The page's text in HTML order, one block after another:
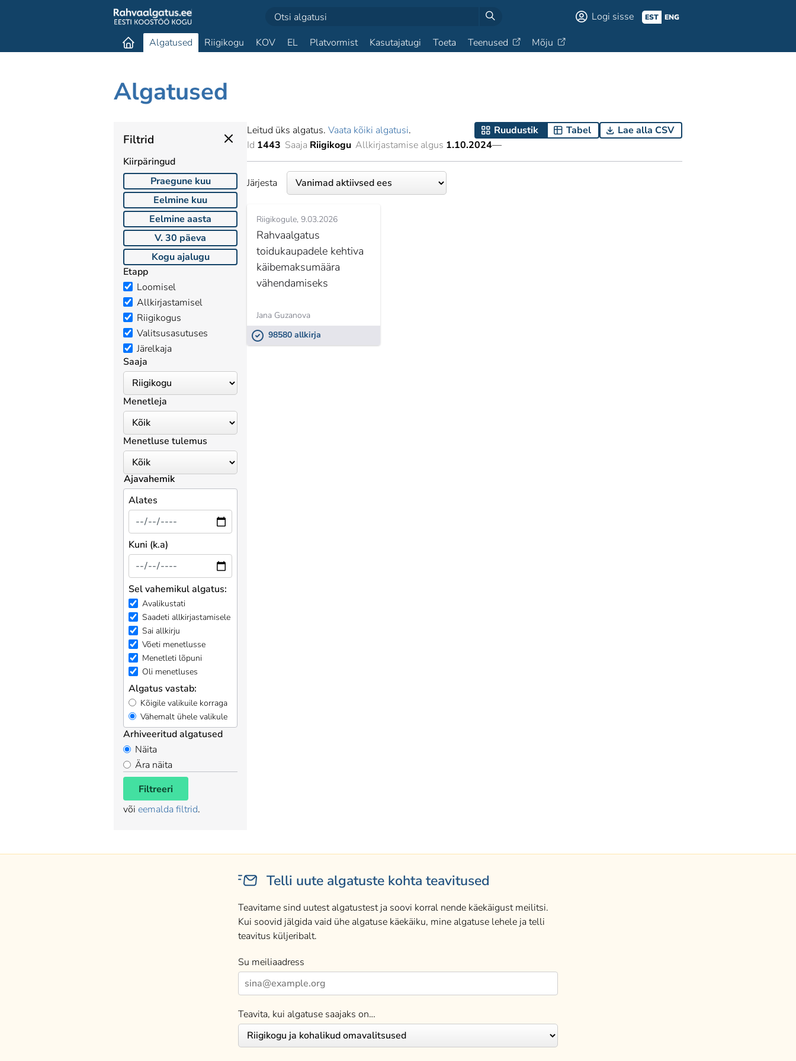
Logi sisse EST ENG
Algatused Riigikogu KOV EL Platvormist Kasutajatugi Toeta Teenused Mõju
Algatused
Filtrid
Kiirpäringud
Praegune kuu
Eelmine kuu
Eelmine aasta
V. 30 päeva
Kogu ajalugu
Etapp
Loomisel
Allkirjastamisel
Riigikogus
Valitsusasutuses
Järelkaja
Saaja
Menetleja
Menetluse tulemus
Ajavahemik
Alates
Kuni (k.a)
Sel vahemikul algatus:
Avalikustati
Saadeti allkirjastamisele
Sai allkirju
Võeti menetlusse
Menetleti lõpuni
Oli menetluses
Algatus vastab:
Kõigile valikuile korraga
Vähemalt ühele valikule
Arhiveeritud algatused
Näita
Ära näita
Filtreeri
või eemalda filtrid.
Leitud üks algatus. Vaata kõiki algatusi. Ruudustik Tabel
Lae alla CSV
Id 1443 Saaja Riigikogu Allkirjastamise algus 1.10.2024—
Järjesta
Riigikogule 9.03.2026
Rahvaalgatus
toidukaupadele kehtiva
käibemaksumäära
vähendamiseks
Jana Guzanova
98580 allkirja
Telli uute algatuste kohta teavitused
Teavitame sind uutest algatustest ja soovi korral nende käekäigust meilitsi.
Kui soovid jälgida vaid ühe algatuse käekäiku, mine algatuse lehele ja telli
teavitus küljeribalt.
Su meiliaadress
Teavita, kui algatuse saajaks on…